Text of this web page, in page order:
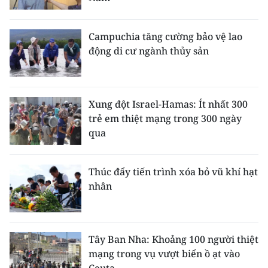
Campuchia tăng cường bảo vệ lao
động di cư ngành thủy sản
Xung đột Israel-Hamas: Ít nhất 300
trẻ em thiệt mạng trong 300 ngày
qua
Thúc đẩy tiến trình xóa bỏ vũ khí hạt
nhân
Tây Ban Nha: Khoảng 100 người thiệt
mạng trong vụ vượt biển ồ ạt vào